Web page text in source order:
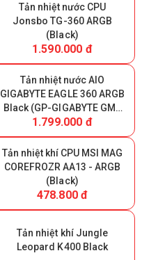
Tản nhiệt nước CPU
Jonsbo TG-360 ARGB
(Black)
1.590.000 đ
Tản nhiệt nước AIO
GIGABYTE EAGLE 360 ARGB
Black (GP-GIGABYTE GME
360)
1.799.000 đ
Tản nhiệt khí CPU MSI MAG
COREFROZR AA13 - ARGB
(Black)
478.800 đ
Tản nhiệt khí Jungle
Leopard K400 Black